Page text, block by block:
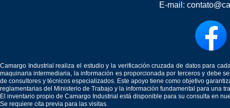
E-mail:
Camargo Industrial realiza el estudio y la verificación cruzada de datos para
maquinaria intermediaria, la información es proporcionada por terceros y debe
de consultores y técnicos especializados. Este apoyo tiene como objetivo
reglamentarias del Ministerio de Trabajo y la información fundamental para una
El inventario propio de Camargo Industrial está disponible para su consulta en
Se requiere cita previa para las visitas.